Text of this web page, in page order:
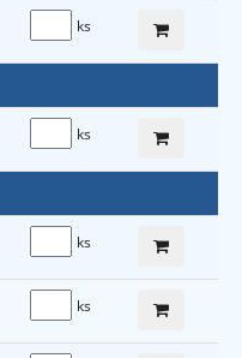
ks
ks
ks
ks